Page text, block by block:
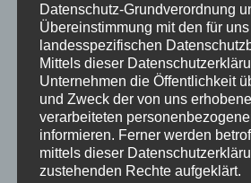
Datenschutz-Grundverordnung
Übereinstimmung mit den für
landesspezifischen
Mittels dieser
Unternehmen die Öffentlichkeit
und Zweck der von uns
verarbeiteten
informieren. Ferner werden
mittels dieser
zustehenden Rechte aufgeklärt.